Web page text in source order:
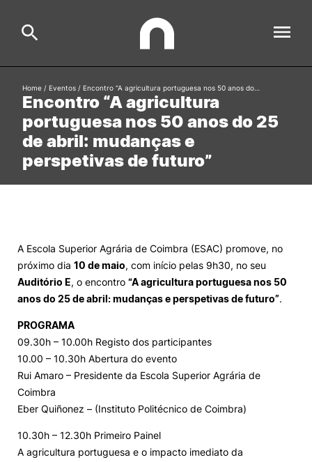
ESAC
Estudar
International Relations
Ofertas de Emprego e Informações Úteis
Loja da Agrária
Mudança de Par Instituição/Curso
Search
Formative Offer
Encontro “A agricultura
portuguesa nos 50 anos do 25
de abril: mudanças e
perspetivas de futuro”
Home / Eventos / Encontro “A agricultura portuguesa nos 50 anos do…
A Escola Superior Agrária de Coimbra (ESAC) promove, no
próximo dia 10 de maio, com início pelas 9h30, no seu
Auditório E, o encontro “A agricultura portuguesa nos 50
anos do 25 de abril: mudanças e perspetivas de futuro”.
PROGRAMA
09.30h – 10.00h Registo dos participantes
10.00 – 10.30h Abertura do evento
Rui Amaro – Presidente da Escola Superior Agrária de
Coimbra
Eber Quiñonez – (Instituto Politécnico de Coimbra)
10.30h – 12.30h Primeiro Painel
A agricultura portuguesa e o impacto imediato da